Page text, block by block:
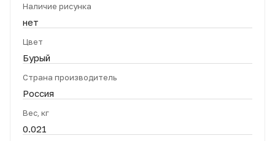
Наличие рисунка
нет
Цвет
Бурый
Страна производитель
Россия
Вес, кг
0.021